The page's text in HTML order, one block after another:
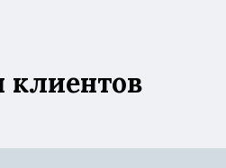
клиентов